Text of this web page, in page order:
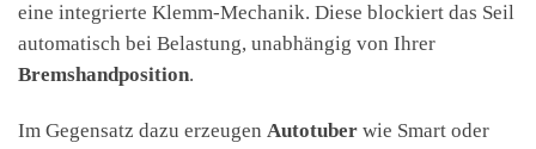
eine integrierte Klemm-Mechanik. Diese blockiert das Seil
automatisch bei Belastung, unabhängig von Ihrer
Bremshandposition.
Im Gegensatz dazu erzeugen Autotuber wie Smart oder